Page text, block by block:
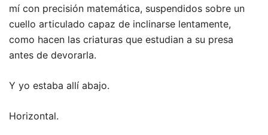
mí con precisión matemática, suspendidos sobre un
cuello articulado capaz de inclinarse lentamente,
como hacen las criaturas que estudian a su presa
antes de devorarla.
Y yo estaba allí abajo.
Horizontal.